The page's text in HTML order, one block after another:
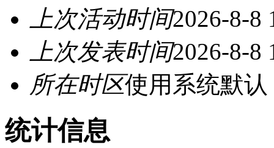
上次活动时间2026-8-8
上次发表时间2026-8-8
所在时区使用系统默认
统计信息